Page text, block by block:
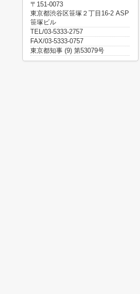
〒151-0073
東京都渋谷区笹塚２丁目16-2 ASP
笹塚ビル
TEL/03-5333-2757
FAX/03-5333-0757
東京都知事 (9) 第53079号